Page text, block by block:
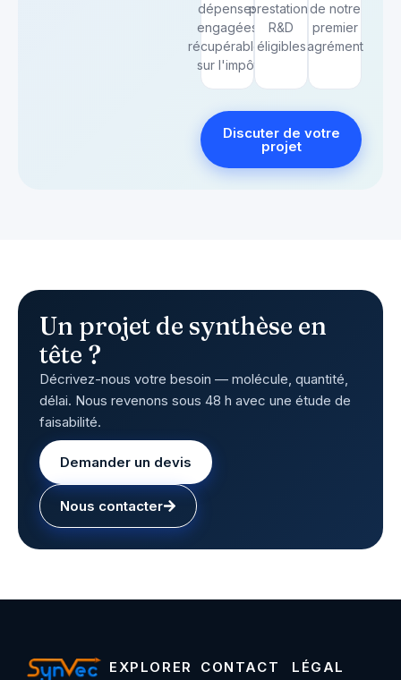
dépenses
engagées
récupérables
sur l'impôt
prestations
R&D
éligibles
de notre
premier
agrément
Discuter de votre
projet
Un projet de synthèse en
tête ?
Décrivez-nous votre besoin — molécule, quantité,
délai. Nous revenons sous 48 h avec une étude de
faisabilité.
Demander un devis
Nous contacter
EXPLORER
CONTACT
LÉGAL